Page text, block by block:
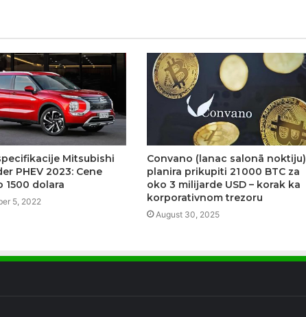
Mitsubishi
PHEV 2023: Cene
1500 dolara
5, 2022
Convano (lanac salonā noktiju)
planira prikupiti 21 000 BTC za
oko 3 milijarde USD – korak ka
korporativnom trezoru
August 30, 2025